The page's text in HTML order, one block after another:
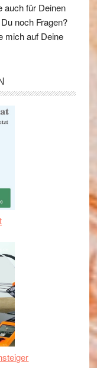
auch für Deinen
noch Fragen?
mich auf Deine